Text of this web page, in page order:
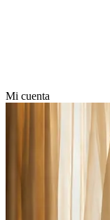
Mi cuenta